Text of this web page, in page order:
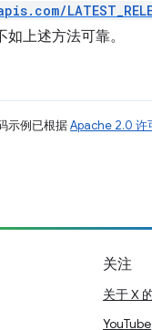
上述方法可靠。
示例已根据Apache 2.0 许
关注
关于 X
YouTube